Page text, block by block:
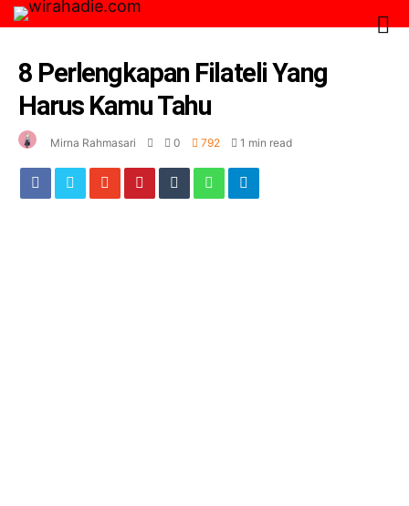
8 Perlengkapan Filateli Yang
Harus Kamu Tahu
Mirna Rahmasari 0 792 1 min read